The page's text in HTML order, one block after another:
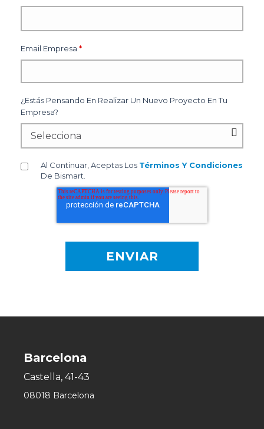
Email Empresa *
¿Estás Pensando En Realizar Un Nuevo Proyecto En Tu
Empresa?
Al Continuar, Aceptas Los Términos Y Condiciones
De Bismart.
Barcelona
Castella, 41-43
08018 Barcelona